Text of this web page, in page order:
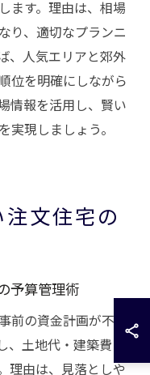
ます。理由は、相場
り、適切なプランニ
、人気エリアと郊外
位を明確にしながら
情報を活用し、賢い
実現しましょう。
文住宅の
予算管理術
の資金計画が不可
土地代・建築費・
理由は、見落としや